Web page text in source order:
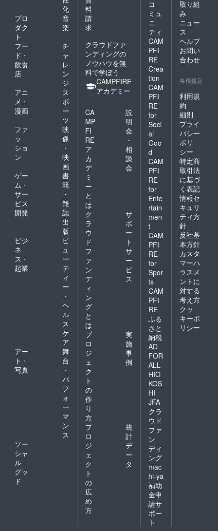
化
プロ
ダク
ト
音
楽
フー
ド・
飲食
店
チ
ャ
レ
ン
ジ
アニ
メ・
漫画
ス
ポ
ー
ツ
ファ
ッ
ショ
ン
映
像
・
映
画
ゲー
ム・
サー
ビス
開発
書
籍
・
雑
誌
出
版
ビジ
ネ
ス・
起業
ビ
ュ
ー
テ
ィ
ー
・
ヘ
ル
ス
ケ
ア
アー
ト・
写真
舞
台
・
パ
フ
ォ
ー
マ
ン
ス
ソー
シャ
ル
グッ
ド
料
請
求
クラウドファ
ンディングの
ノウハウを無
料で学ぼう
CAMPFIRE
アカデミー
CA
MP
FI
RE
ア
カ
デ
ミ
ー
と
は
説
明
会
・
相
談
会
ク
ラ
ウ
ド
フ
ァ
ン
デ
ィ
ン
グ
と
は
サ
ポ
ー
ト
サ
ー
ビ
ス
プ
ロ
ジ
ェ
ク
ト
の
作
り
方
実
施
事
例
プ
ロ
ジ
ェ
ク
ト
の
広
め
方
統
計
デ
ー
タ
コ
ミュ
ニ
ティ
CAM
PFI
RE
Crea
tion
CAM
PFI
RE
for
Soci
al
Goo
d
CAM
PFI
RE
for
Ente
rtain
men
t
CAM
PFI
RE
for
Spor
ts
CAM
PFI
RE
ふる
さと
納税
AD
FOR
ALL
HIO
KOS
HI
JFA
クラ
ウド
ファ
ン
ディ
ング
mac
hi-ya
補助
金申
請サ
ポー
ト
取り組
み
ニュー
ス
ヘルプ
お問い
合わせ
各種規定
利用規
約
細則
プライ
バシー
ポリ
シー
特定商
取引法
に基づ
く表記
情報セ
キュリ
ティ方
針
反社基
本方針
カスタ
マーハ
ラスメ
ントに
対する
考え方
クッ
キーポ
リシー